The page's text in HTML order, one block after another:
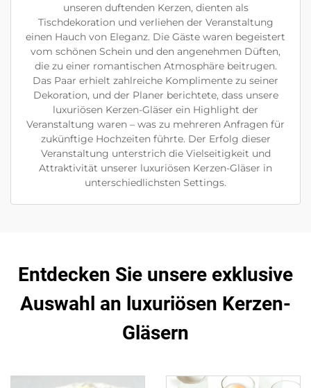
unseren duftenden Kerzen, dienten als
Tischdekoration und verliehen der Veranstaltung
einen Hauch von Eleganz. Die Gäste waren begeistert
vom schönen Schein und den angenehmen Düften,
die zu einer romantischen Atmosphäre beitrugen.
Das Paar erhielt zahlreiche Komplimente zu seiner
Dekoration, und der Planer berichtete, dass unsere
luxuriösen Kerzen-Gläser ein Highlight der
Veranstaltung waren – was zu mehreren Anfragen für
zukünftige Hochzeiten führte. Der Erfolg dieser
Veranstaltung unterstrich die Vielseitigkeit und
Attraktivität unserer luxuriösen Kerzen-Gläser in
unterschiedlichsten Settings.
Entdecken Sie unsere exklusive
Auswahl an luxuriösen Kerzen-
Gläsern